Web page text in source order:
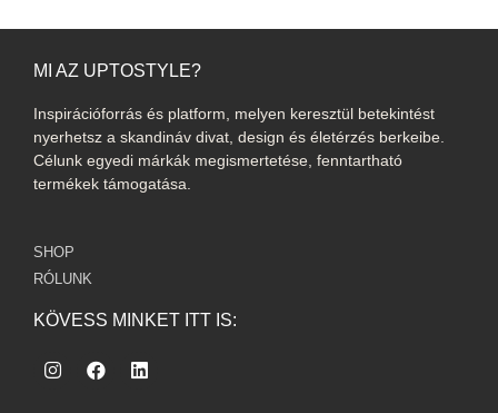
MI AZ UPTOSTYLE?
Inspirációforrás és platform, melyen keresztül betekintést
nyerhetsz a skandináv divat, design és életérzés berkeibe.
Célunk egyedi márkák megismertetése, fenntartható
termékek támogatása.
SHOP
RÓLUNK
KÖVESS MINKET ITT IS: